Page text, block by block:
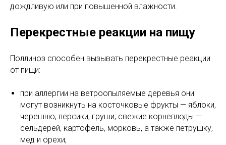
дождливую или при повышенной влажности.
Перекрестные реакции на пищу
Поллиноз способен вызывать перекрестные реакции
от пищи:
при аллергии на ветроопыляемые деревья они
могут возникнуть на косточковые фрукты — яблоки,
черешню, персики, груши; свежие корнеплоды —
сельдерей, картофель, морковь, а также петрушку,
мед и орехи;